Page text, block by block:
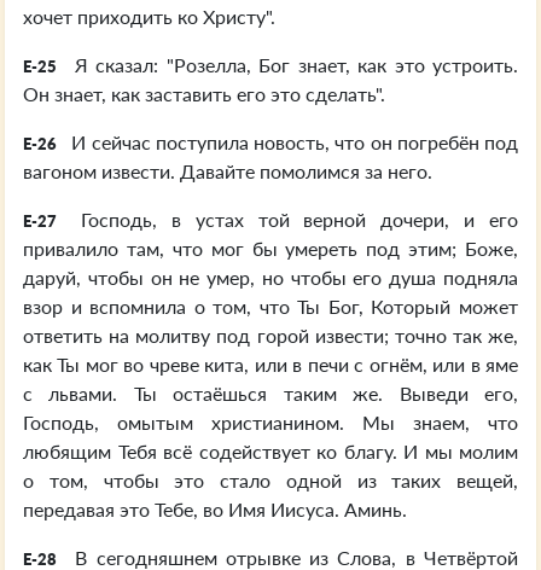
хочет приходить ко Христу".
E-25
Я сказал: "Розелла, Бог знает, как это устроить.
Он знает, как заставить его это сделать".
E-26
И сейчас поступила новость, что он погребён под
вагоном извести. Давайте помолимся за него.
E-27
Господь, в устах той верной дочери, и его
привалило там, что мог бы умереть под этим; Боже,
даруй, чтобы он не умер, но чтобы его душа подняла
взор и вспомнила о том, что Ты Бог, Который может
ответить на молитву под горой извести; точно так же,
как Ты мог во чреве кита, или в печи с огнём, или в яме
с львами. Ты остаёшься таким же. Выведи его,
Господь, омытым христианином. Мы знаем, что
любящим Тебя всё содействует ко благу. И мы молим
о том, чтобы это стало одной из таких вещей,
передавая это Тебе, во Имя Иисуса. Аминь.
E-28
В сегодняшнем отрывке из Слова, в Четвёртой